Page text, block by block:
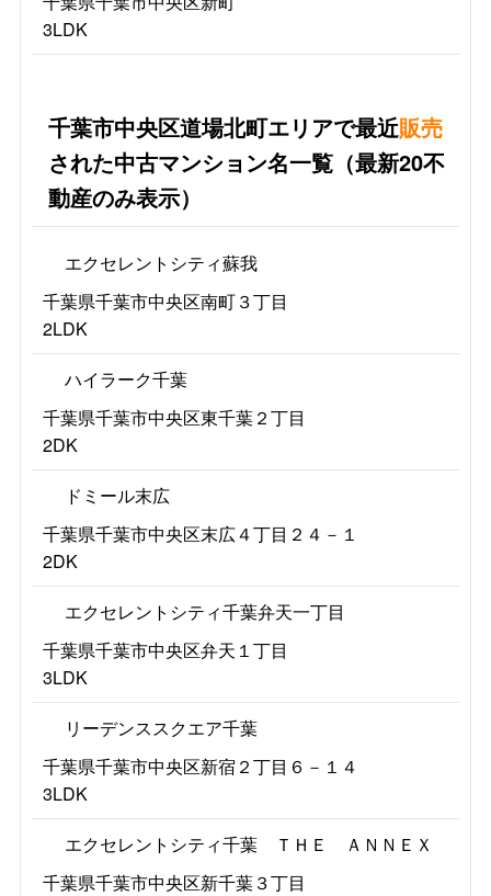
3LDK
千葉市中央区道場北町エリアで最近販売
された中古マンション名一覧（最新20不
動産のみ表示）
エクセレントシティ蘇我
千葉県千葉市中央区南町３丁目
2LDK
ハイラーク千葉
千葉県千葉市中央区東千葉２丁目
2DK
ドミール末広
千葉県千葉市中央区末広４丁目２４－１
2DK
エクセレントシティ千葉弁天一丁目
千葉県千葉市中央区弁天１丁目
3LDK
リーデンススクエア千葉
千葉県千葉市中央区新宿２丁目６－１４
3LDK
エクセレントシティ千葉 ＴＨＥ ＡＮＮＥＸ
千葉県千葉市中央区新千葉３丁目